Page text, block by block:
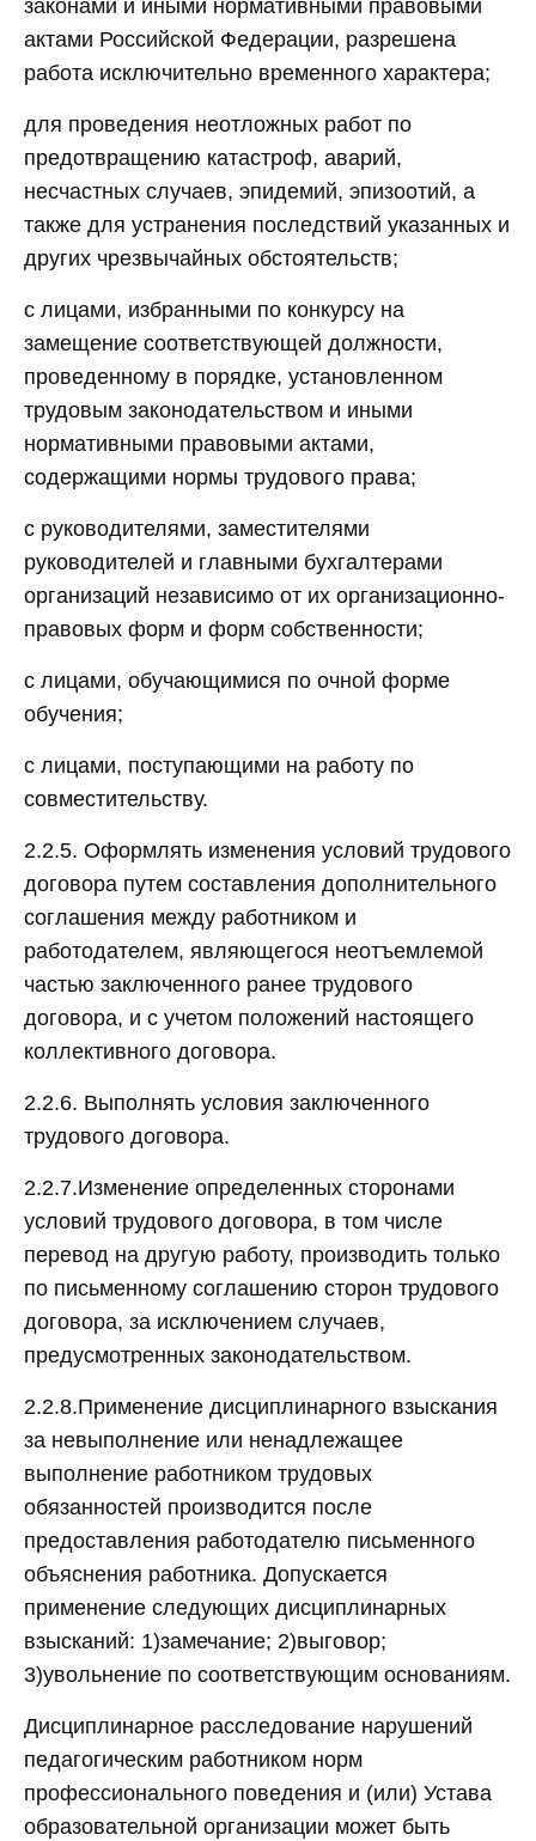
законами и иными нормативными правовыми
актами Российской Федерации, разрешена
работа исключительно временного характера;
для проведения неотложных работ по
предотвращению катастроф, аварий,
несчастных случаев, эпидемий, эпизоотий, а
также для устранения последствий указанных и
других чрезвычайных обстоятельств;
с лицами, избранными по конкурсу на
замещение соответствующей должности,
проведенному в порядке, установленном
трудовым законодательством и иными
нормативными правовыми актами,
содержащими нормы трудового права;
с руководителями, заместителями
руководителей и главными бухгалтерами
организаций независимо от их организационно-
правовых форм и форм собственности;
с лицами, обучающимися по очной форме
обучения;
с лицами, поступающими на работу по
совместительству.
2.2.5. Оформлять изменения условий трудового
договора путем составления дополнительного
соглашения между работником и
работодателем, являющегося неотъемлемой
частью заключенного ранее трудового
договора, и с учетом положений настоящего
коллективного договора.
2.2.6. Выполнять условия заключенного
трудового договора.
2.2.7.Изменение определенных сторонами
условий трудового договора, в том числе
перевод на другую работу, производить только
по письменному соглашению сторон трудового
договора, за исключением случаев,
предусмотренных законодательством.
2.2.8.Применение дисциплинарного взыскания
за невыполнение или ненадлежащее
выполнение работником трудовых
обязанностей производится после
предоставления работодателю письменного
объяснения работника. Допускается
применение следующих дисциплинарных
взысканий: 1)замечание; 2)выговор;
3)увольнение по соответствующим основаниям.
Дисциплинарное расследование нарушений
педагогическим работником норм
профессионального поведения и (или) Устава
образовательной организации может быть